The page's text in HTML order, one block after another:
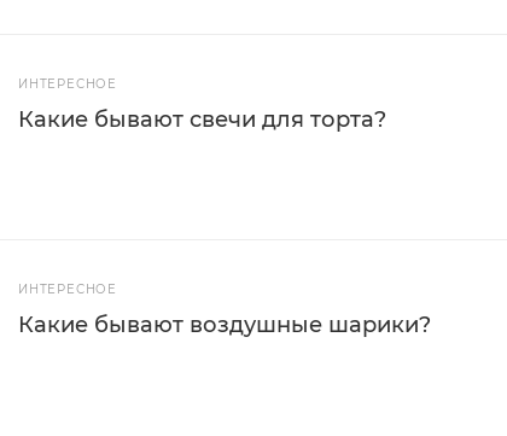
ИНТЕРЕСНОЕ
Какие бывают свечи для торта?
ИНТЕРЕСНОЕ
Какие бывают воздушные шарики?